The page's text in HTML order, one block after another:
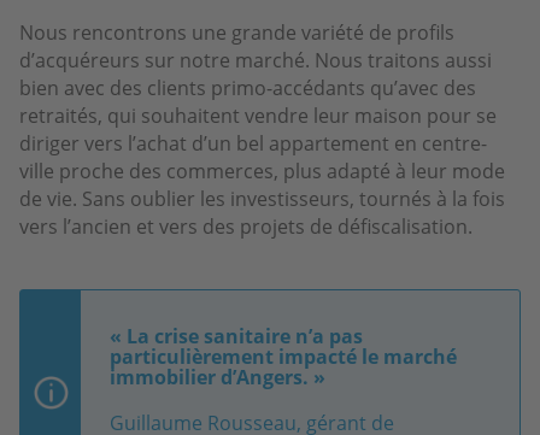
Nous rencontrons une grande variété de profils
d’acquéreurs sur notre marché. Nous traitons aussi
bien avec des clients primo-accédants qu’avec des
retraités, qui souhaitent vendre leur maison pour se
diriger vers l’achat d’un bel appartement en centre-
ville proche des commerces, plus adapté à leur mode
de vie. Sans oublier les investisseurs, tournés à la fois
vers l’ancien et vers des projets de défiscalisation.
« La crise sanitaire n’a pas
particulièrement impacté le marché
immobilier d’Angers. »
Guillaume Rousseau, gérant de